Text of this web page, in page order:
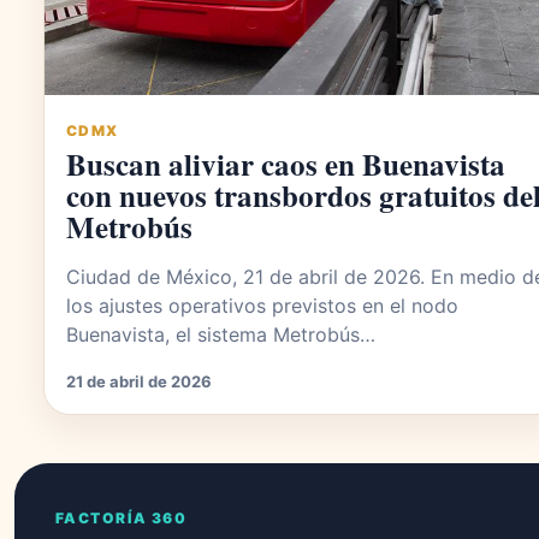
CDMX
Buscan aliviar caos en Buenavista
con nuevos transbordos gratuitos
Metrobús
Ciudad de México, 21 de abril de 2026. En medio
los ajustes operativos previstos en el nodo
Buenavista, el sistema Metrobús…
21 de abril de 2026
FACTORÍA 360